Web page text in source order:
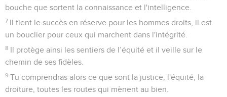
bouche que sortent la connaissance et l'intelligence.
7 Il tient le succès en réserve pour les hommes droits, il est
un bouclier pour ceux qui marchent dans l'intégrité.
8 Il protège ainsi les sentiers de l’équité et il veille sur le
chemin de ses fidèles.
9 Tu comprendras alors ce que sont la justice, l'équité, la
droiture, toutes les routes qui mènent au bien.